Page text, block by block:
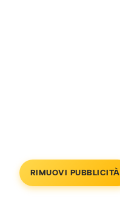
RIMUOVI PUBBLICITÀ